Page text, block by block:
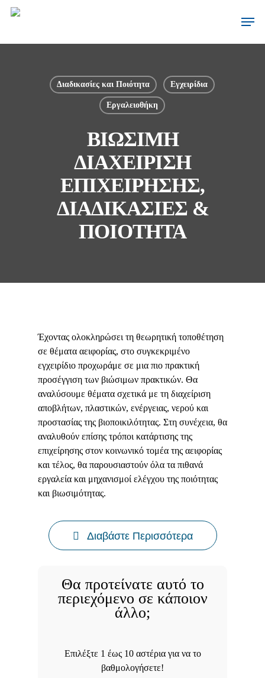
Διαδικασίες και Ποιότητα Εγχειρίδια
Εργαλειοθήκη
ΒΙΩΣΙΜΗ
ΔΙΑΧΕΙΡΙΣΗ
ΕΠΙΧΕΙΡΗΣΗΣ,
ΔΙΑΔΙΚΑΣΙΕΣ &
ΠΟΙΟΤΗΤΑ
Έχοντας ολοκληρώσει τη θεωρητική τοποθέτηση
σε θέματα αειφορίας, στο συγκεκριμένο
εγχειρίδιο προχωράμε σε μια πιο πρακτική
προσέγγιση των βιώσιμων πρακτικών. Θα
αναλύσουμε θέματα σχετικά με τη διαχείριση
αποβλήτων, πλαστικών, ενέργειας, νερού και
προστασίας της βιοποικιλότητας. Στη συνέχεια, θα
αναλυθούν επίσης τρόποι κατάρτισης της
επιχείρησης στον κοινωνικό τομέα της αειφορίας
και τέλος, θα παρουσιαστούν όλα τα πιθανά
εργαλεία και μηχανισμοί ελέγχου της ποιότητας
και βιωσιμότητας.
Διαβάστε Περισσότερα
Θα προτείνατε αυτό το
περιεχόμενο σε κάποιον
άλλο;
Επιλέξτε 1 έως 10 αστέρια για να το
βαθμολογήσετε!